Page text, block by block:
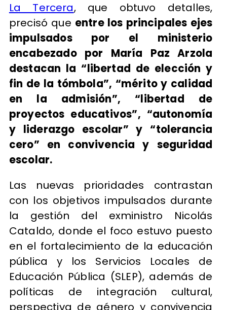
La Tercera, que obtuvo detalles,
precisó que entre los principales ejes
impulsados por el ministerio
encabezado por María Paz Arzola
destacan la “libertad de elección y
fin de la tómbola”, “mérito y calidad
en la admisión”, “libertad de
proyectos educativos”, “autonomía
y liderazgo escolar” y “tolerancia
cero” en convivencia y seguridad
escolar.
Las nuevas prioridades contrastan
con los objetivos impulsados durante
la gestión del exministro Nicolás
Cataldo, donde el foco estuvo puesto
en el fortalecimiento de la educación
pública y los Servicios Locales de
Educación Pública (SLEP), además de
políticas de integración cultural,
perspectiva de género y convivencia